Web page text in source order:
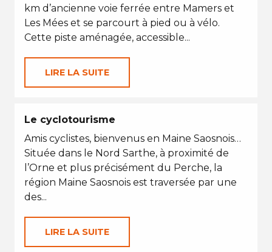
km d’ancienne voie ferrée entre Mamers et
Les Mées et se parcourt à pied ou à vélo.
Cette piste aménagée, accessible...
LIRE LA SUITE
Le cyclotourisme
Amis cyclistes, bienvenus en Maine Saosnois…
Située dans le Nord Sarthe, à proximité de
l’Orne et plus précisément du Perche, la
région Maine Saosnois est traversée par une
des...
LIRE LA SUITE